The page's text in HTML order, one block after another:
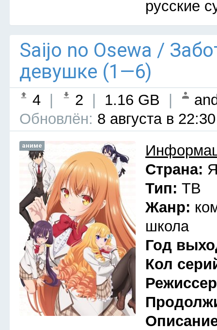
русские
Saijo no Osewa /
девушке (1—6)
4 2 1.16 GB
Обновлён: 8 августа в 22:30
аниме
Страна:
Тип: ТВ
Жанр:
школа
Год
Кол